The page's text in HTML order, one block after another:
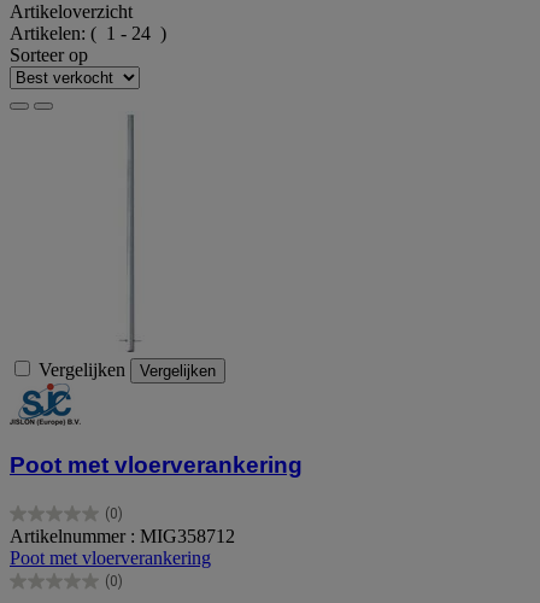
Artikeloverzicht
Artikelen: ( 1 - 24 )
Sorteer op
Vergelijken Vergelijken
Poot met vloerverankering
(0)
0.0
van
de
5
Artikelnummer : MIG358712
Poot met vloerverankering
(0)
0.0